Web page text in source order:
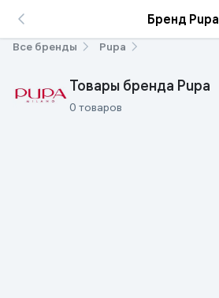
Бренд Pupa
Все бренды Pupa
Товары бренда Pupa
0 товаров